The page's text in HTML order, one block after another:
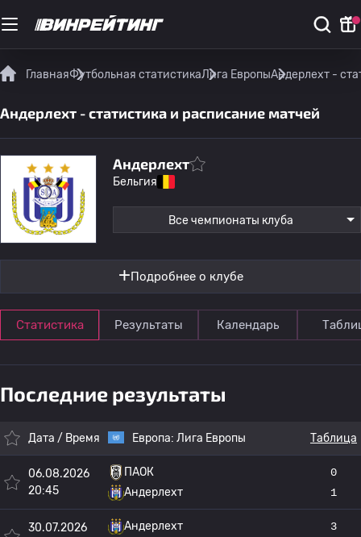
ГлавнаяФутбольная статистикаЛига ЕвропыАндерлехт -
Андерлехт - статистика и расписание матчей
Андерлехт
Бельгия
Все чемпионаты клуба
Подробнее о клубе
Статистика Результаты Календарь
Последние результаты
Дата / Время Европа: Лига Европы Таблица
06.08.2026
20:45
ПАОК
Андерлехт
0
1
30.07.2026
Андерлехт
3